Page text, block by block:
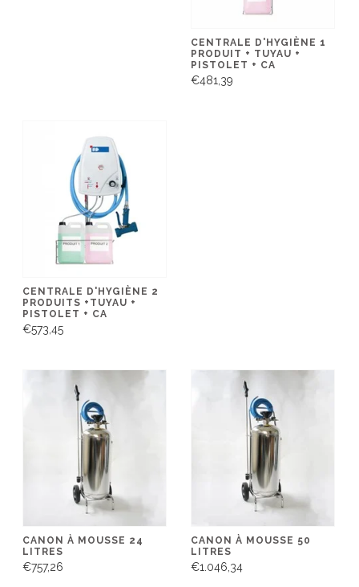
CENTRALE D'HYGIÈNE 1
PRODUIT + TUYAU +
PISTOLET + CA
€481,39
CENTRALE D'HYGIÈNE 2
PRODUITS +TUYAU +
PISTOLET + CA
€573,45
CANON À MOUSSE 24
LITRES
€757,26
CANON À MOUSSE 50
LITRES
€1.046,34